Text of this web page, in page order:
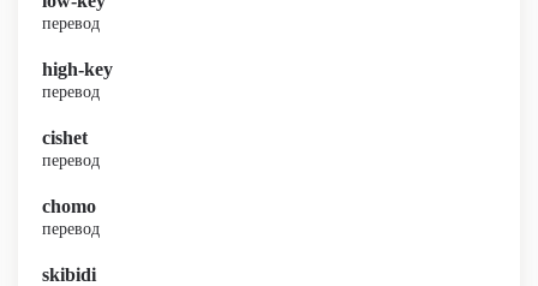
перевод
high-key
перевод
cishet
перевод
chomo
перевод
skibidi